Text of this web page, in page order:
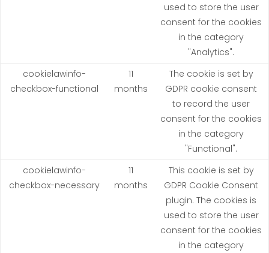
used to store the user
consent for the cookies
in the category
"Analytics".
cookielawinfo-
checkbox-functional
11
months
The cookie is set by
GDPR cookie consent
to record the user
consent for the cookies
in the category
"Functional".
cookielawinfo-
checkbox-necessary
11
months
This cookie is set by
GDPR Cookie Consent
plugin. The cookies is
used to store the user
consent for the cookies
in the category